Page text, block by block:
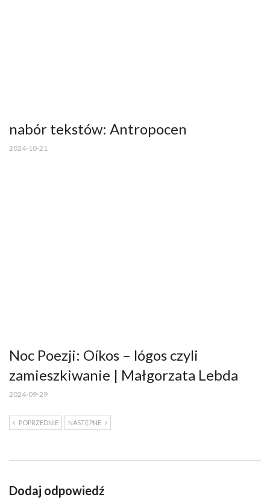
nabór tekstów: Antropocen
2024-10-21
Noc Poezji: Oíkos – lógos czyli
zamieszkiwanie | Małgorzata Lebda
2024-09-29
POPRZEDNIE NASTĘPNE
Dodaj odpowiedź